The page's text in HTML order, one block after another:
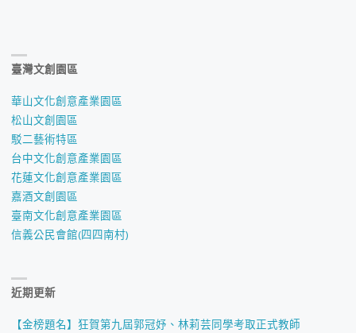
臺灣文創園區
華山文化創意產業園區
松山文創園區
駁二藝術特區
台中文化創意產業園區
花蓮文化創意產業園區
嘉酒文創園區
臺南文化創意產業園區
信義公民會館(四四南村)
近期更新
【金榜題名】狂賀第九屆郭冠妤、林莉芸同學考取正式教師